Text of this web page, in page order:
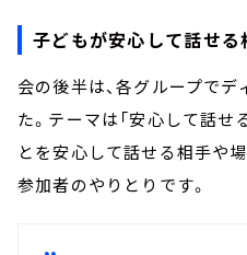
子どもが安心して話せる
会の後半は、各グループで
た。テーマは「安心して話せ
とを安心して話せる相手や
参加者のやりとりです。